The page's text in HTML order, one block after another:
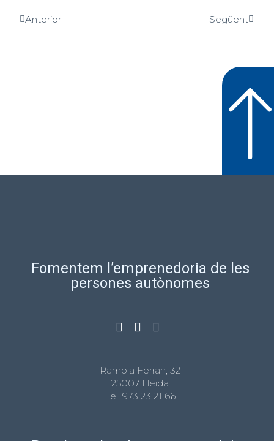
Anterior Següent
Fomentem l’emprenedoria de les
persones autònomes
Rambla Ferran, 32
25007 Lleida
Tel. 973 23 21 66